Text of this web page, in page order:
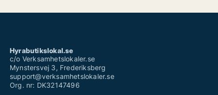
Hyrabutikslokal.se
c/o Verksamhetslokaler.se
Mynstersvej 3, Frederiksberg
support@verksamhetslokaler.se
Org. nr: DK32147496